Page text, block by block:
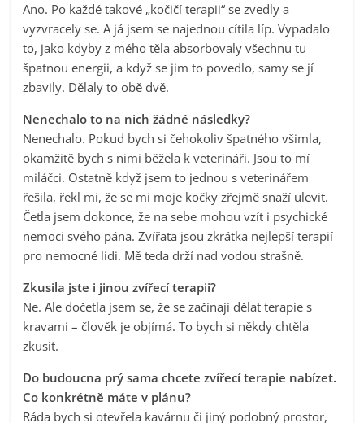
Ano. Po každé takové „kočičí terapii“ se zvedly a
vyzvracely se. A já jsem se najednou cítila líp. Vypadalo
to, jako kdyby z mého těla absorbovaly všechnu tu
špatnou energii, a když se jim to povedlo, samy se jí
zbavily. Dělaly to obě dvě.
Nenechalo to na nich žádné následky?
Nenechalo. Pokud bych si čehokoliv špatného všimla,
okamžitě bych s nimi běžela k veterináři. Jsou to mí
miláčci. Ostatně když jsem to jednou s veterinářem
řešila, řekl mi, že se mi moje kočky zřejmě snaží ulevit.
Četla jsem dokonce, že na sebe mohou vzít i psychické
nemoci svého pána. Zvířata jsou zkrátka nejlepší terapií
pro nemocné lidi. Mě teda drží nad vodou strašně.
Zkusila jste i jinou zvířecí terapii?
Ne. Ale dočetla jsem se, že se začínají dělat terapie s
kravami – člověk je objímá. To bych si někdy chtěla
zkusit.
Do budoucna prý sama chcete zvířecí terapie nabízet.
Co konkrétně máte v plánu?
Ráda bych si otevřela kavárnu či jiný podobný prostor,